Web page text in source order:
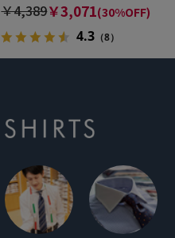
￥4,389￥3,071(30%OFF)
4.3 （8）